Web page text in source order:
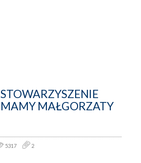
STOWARZYSZENIE
MAMY MAŁGORZATY
5317 2